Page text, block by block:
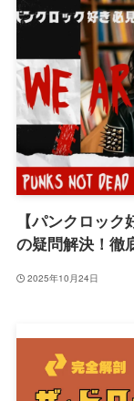
【パンクロッ
の疑問解決！徹
2025年10月24日